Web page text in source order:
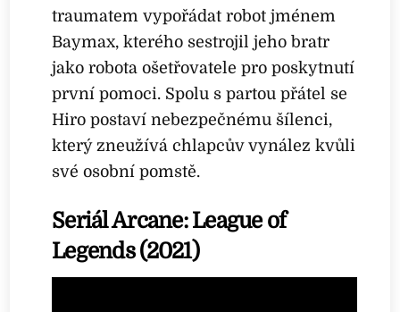
traumatem vypořádat robot jménem
Baymax, kterého sestrojil jeho bratr
jako robota ošetřovatele pro poskytnutí
první pomoci. Spolu s partou přátel se
Hiro postaví nebezpečnému šílenci,
který zneužívá chlapcův vynález kvůli
své osobní pomstě.
Seriál Arcane: League of
Legends (2021)